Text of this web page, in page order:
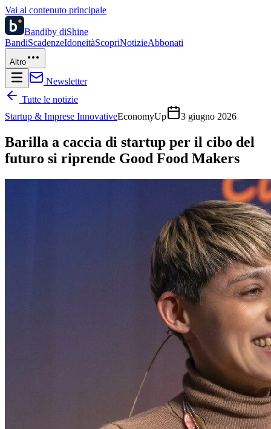
Vai al contenuto principale
Bandiby diShine
BandiScadenzeIdoneitàScopriNotizieAbbonati
Altro
Newsletter
Tutte le notizie
Startup & Imprese InnovativeEconomyUp 3 giugno 2026
Barilla a caccia di startup per il cibo del
futuro si riprende Good Food Makers